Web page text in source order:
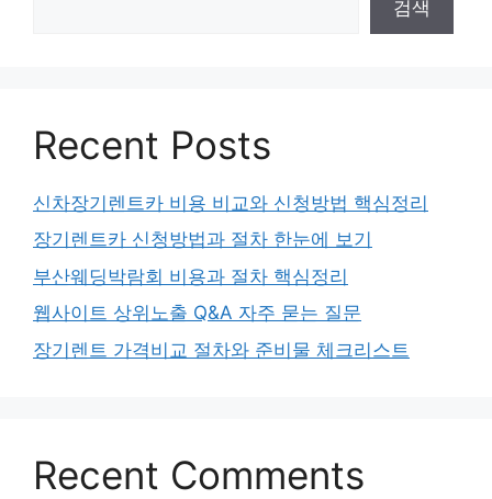
검색
Recent Posts
신차장기렌트카 비용 비교와 신청방법 핵심정리
장기렌트카 신청방법과 절차 한눈에 보기
부산웨딩박람회 비용과 절차 핵심정리
웹사이트 상위노출 Q&A 자주 묻는 질문
장기렌트 가격비교 절차와 준비물 체크리스트
Recent Comments